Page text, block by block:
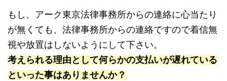
もし、アーク東京法律事務所からの連絡に心当たり
が無くても、法律事務所からの連絡ですので着信無
視や放置はしないようにして下さい。
考えられる理由として何らかの支払いが遅れている
といった事はありませんか？